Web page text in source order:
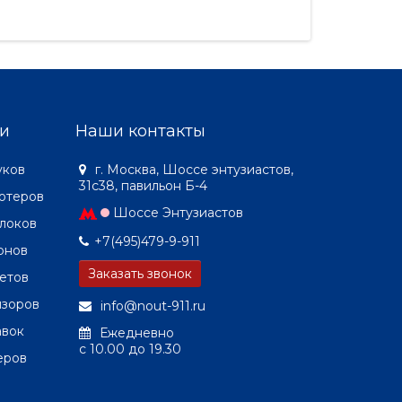
Наши контакты
г. Москва, Шоссе энтузиастов,
31с38, павильон Б-4
Шоссе Энтузиастов
+7(495)479-9-911
Заказать звонок
info@nout-911.ru
Ежедневно
c 10.00 до 19.30